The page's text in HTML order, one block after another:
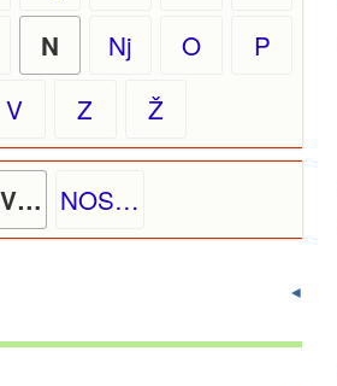
N Nj O
P
V Z Ž
NOS…